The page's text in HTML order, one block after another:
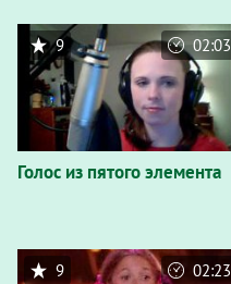
Голос из пятого элемента
9 02:03
9 02:23